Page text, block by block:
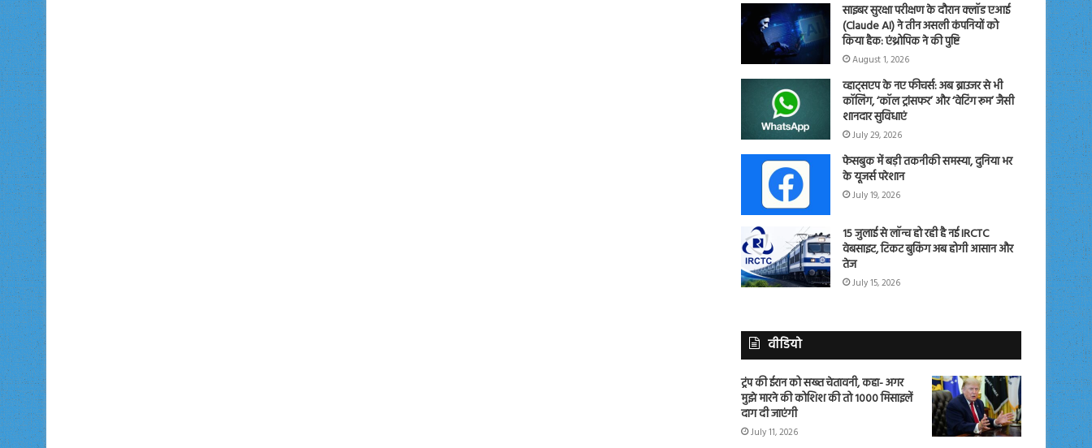
साइबर सुरक्षा परीक्षण के दौरान क्लॉड एआई
(Claude AI) ने तीन असली कंपनियों को
किया हैक: एंथ्रोपिक ने की पुष्टि
August 1, 2026
व्हाट्सएप के नए फीचर्स: अब ब्राउजर से भी
कॉलिंग, ‘कॉल ट्रांसफर’ और ‘वेटिंग रूम’ जैसी
शानदार सुविधाएं
July 29, 2026
फेसबुक में बड़ी तकनीकी समस्या, दुनिया भर
के यूजर्स परेशान
July 19, 2026
15 जुलाई से लॉन्च हो रही है नई IRCTC
वेबसाइट, टिकट बुकिंग अब होगी आसान और
तेज
July 15, 2026
वीडियो
ट्रंप की ईरान को सख्त चेतावनी, कहा- अगर
मुझे मारने की कोशिश की तो 1000 मिसाइलें
दाग दी जाएंगी
July 11, 2026